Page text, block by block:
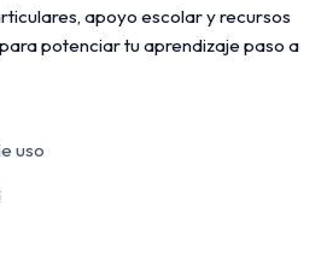
apoyo escolar y recursos
potenciar tu aprendizaje paso a
uso